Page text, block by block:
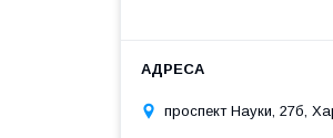
проспект Науки, 27б,